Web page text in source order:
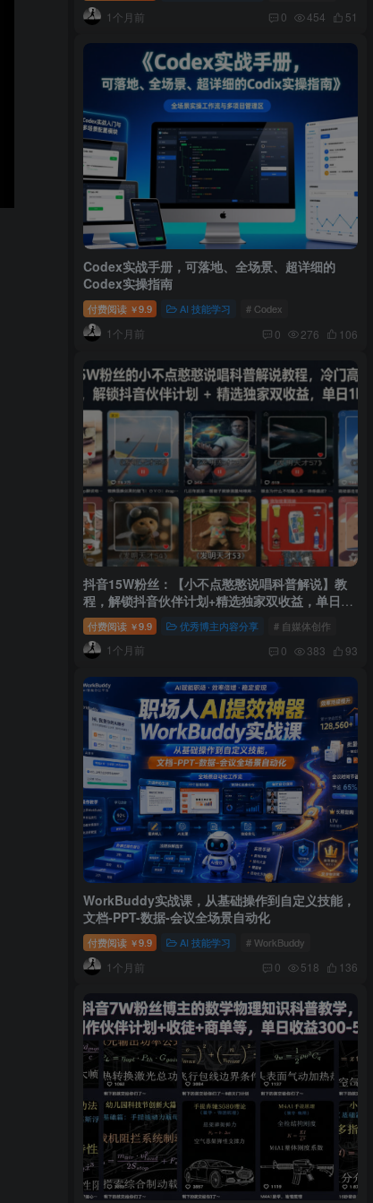
1个月前 0 454 51
Codex实战手册，可落地、全场景、超详细的
Codex实操指南
付费阅读 ￥9.9 AI 技能学习 # Codex
1个月前 0 276 106
抖音15W粉丝：【小不点憨憨说唱科普解说】教
程，解锁抖音伙伴计划+精选独家双收益，单日
1k+
付费阅读 ￥9.9 优秀博主内容分享 # 自媒体创作
1个月前 0 383 93
WorkBuddy实战课，从基础操作到自定义技能，
文档-PPT-数据-会议全场景自动化
付费阅读 ￥9.9 AI 技能学习 # WorkBuddy
1个月前 0 518 136